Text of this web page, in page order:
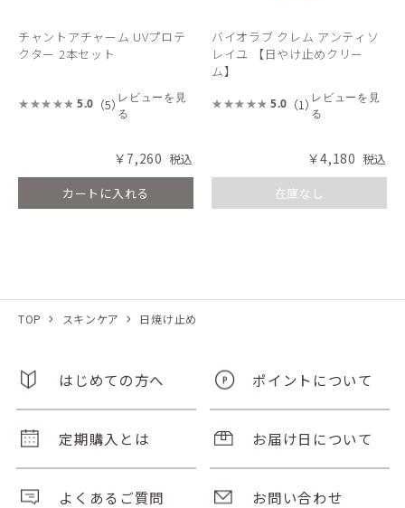
チャントアチャーム UVプロテ
クター 2本セット
5.0 （5） レビューを見
る
￥7,260
カートに入れる
バイオラブ クレム アンティソ
レイユ 【日やけ止めクリー
ム】
5.0 （1） レビューを見
る
￥4,180
在庫なし
TOP スキンケア 日焼け止め
はじめての方へ ポイントについて
定期購入とは お届け日について
よくあるご質問 お問い合わせ